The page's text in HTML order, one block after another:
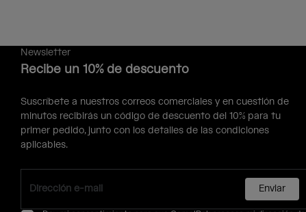
Newsletter
Recibe un 10% de descuento
Suscríbete a nuestros correos comerciales y en cuestión de
minutos recibirás un código de descuento del 10% para tu
primer pedido, junto con los detalles de las condiciones
aplicables.
Enviar